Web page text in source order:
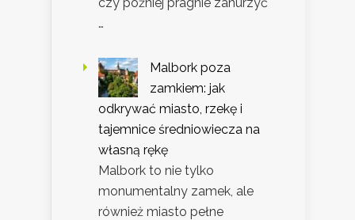
…
Malbork poza
zamkiem: jak
odkrywać miasto, rzekę i
tajemnice średniowiecza na
własną rękę
Malbork to nie tylko
monumentalny zamek, ale
również miasto pełne